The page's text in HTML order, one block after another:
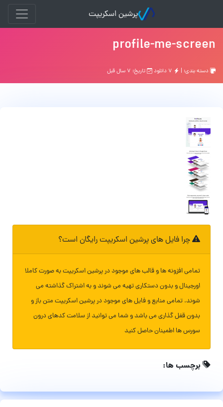
پرشین اسکریپت
profile-me-screen
دسته بندی: | تاریخ: ۷ سال قبل
چرا فایل های پرشین اسکریپت رایگان است؟
تمامی افزونه ها و قالب های موجود در پرشین اسکریپت به صورت کاملا
اورجینال و بدون دستکاری تهیه می شوند و به اشتراک گذاشته می
شوند. تمامی منابع و فایل های موجود در پرشین اسکریپت متن باز و
بدون قفل گذاری می باشد و شما می توانید از سلامت کدهای درون
سورس ها اطمینان حاصل کنید
برچسب ها: